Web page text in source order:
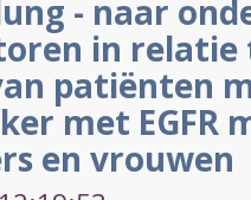
- naar
in
patiënten
met EGFR
en vrouwen